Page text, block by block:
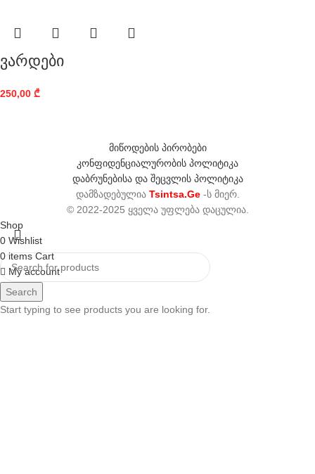
ვარდები
250,00 ₾
მიწოდების პირობები
კონფიდენციალურობის პოლიტიკა
დაბრუნებისა და შეცვლის პოლიტიკა
დამზადებულია Tsintsa.Ge -ს მიერ.
© 2022-2025 ყველა უფლება დაცულია.
Search
Start typing to see products you are looking for.
Shop
0 Wishlist
0items Cart
My account